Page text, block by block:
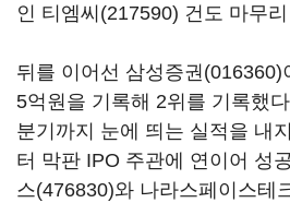
인 티엠씨(217590) 건도 마무
뒤를 이어선 삼성증권(016360)
5억원을 기록해 2위를 기록했
분기까지 눈에 띄는 실적을 내
터 막판 IPO 주관에 연이어 성
스(476830)와 나라스페이스테